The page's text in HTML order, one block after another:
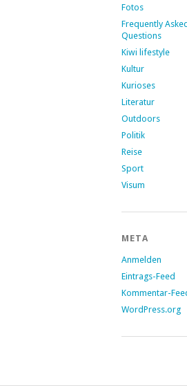
Fotos
Frequently
Questions
Kiwi lifestyle
Kultur
Kurioses
Literatur
Outdoors
Politik
Reise
Sport
Visum
META
Anmelden
Eintrags-Feed
Kommentar-
WordPress.org